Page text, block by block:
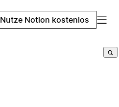
Nutze Notion kostenlos